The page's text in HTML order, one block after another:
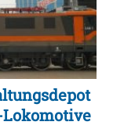
Lokomotive